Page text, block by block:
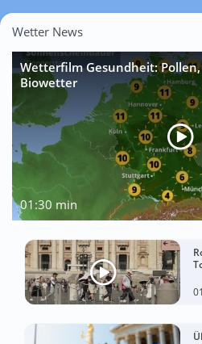
Wetter News
Wetterfilm Gesundheit: Pollen,
Biowetter
01:30 min